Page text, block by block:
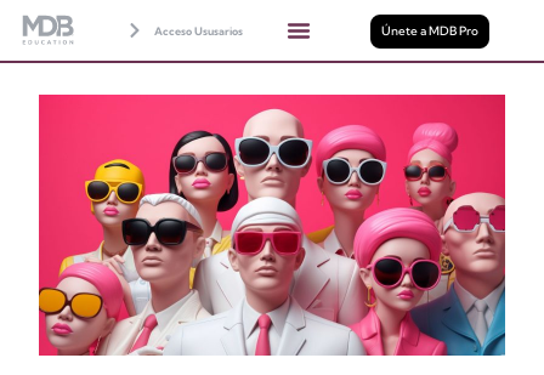
Acceso Ususarios Únete a MDB Pro